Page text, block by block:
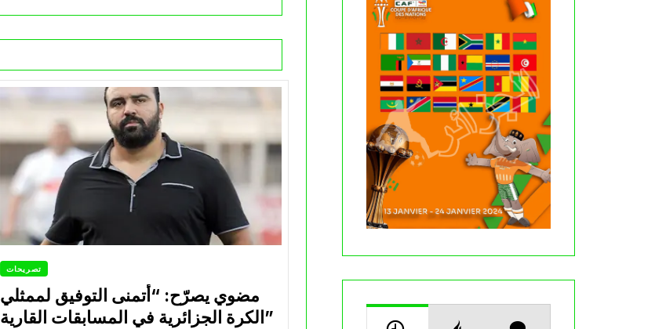
تصريحات
مضوي يصرّح: “أتمنى التوفيق لممثلي
الكرة الجزائرية في المسابقات القارية”